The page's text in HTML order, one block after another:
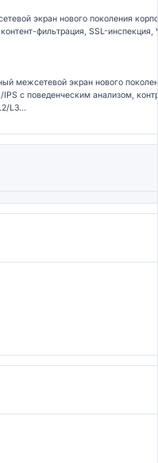
экран нового поколения
фильтрация, SSL-
межсетевой экран нового
с поведенческим анализом,
L3...